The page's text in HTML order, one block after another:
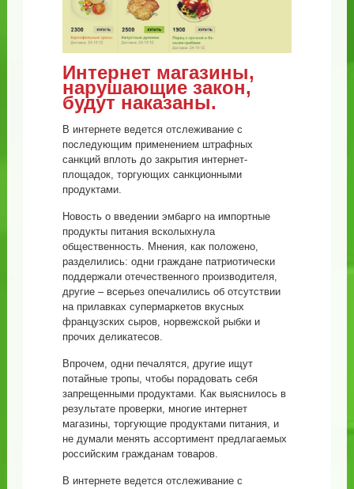
Интернет магазины,
нарушающие закон,
будут наказаны.
В интернете ведется отслеживание с
последующим применением штрафных
санкций вплоть до закрытия интернет-
площадок, торгующих санкционными
продуктами.
Новость о введении эмбарго на импортные
продукты питания всколыхнула
общественность. Мнения, как положено,
разделились: одни граждане патриотически
поддержали отечественного производителя,
другие – всерьез опечалились об отсутствии
на прилавках супермаркетов вкусных
французских сыров, норвежской рыбки и
прочих деликатесов.
Впрочем, одни печалятся, другие ищут
потайные тропы, чтобы порадовать себя
запрещенными продуктами. Как выяснилось в
результате проверки, многие интернет
магазины, торгующие продуктами питания, и
не думали менять ассортимент предлагаемых
российским гражданам товаров.
В интернете ведется отслеживание с